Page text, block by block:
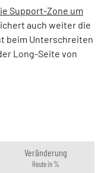
Support-Zone um
auch weiter die
beim Unterschreiten
Long-Seite von
Veränderung
Heute in %